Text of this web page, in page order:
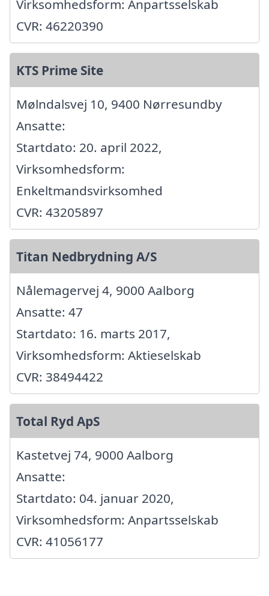
Virksomhedsform: Anpartsselskab
CVR: 46220390
KTS Prime Site
Mølndalsvej 10, 9400 Nørresundby
Ansatte:
Startdato: 20. april 2022,
Virksomhedsform:
Enkeltmandsvirksomhed
CVR: 43205897
Titan Nedbrydning A/S
Nålemagervej 4, 9000 Aalborg
Ansatte: 47
Startdato: 16. marts 2017,
Virksomhedsform: Aktieselskab
CVR: 38494422
Total Ryd ApS
Kastetvej 74, 9000 Aalborg
Ansatte:
Startdato: 04. januar 2020,
Virksomhedsform: Anpartsselskab
CVR: 41056177